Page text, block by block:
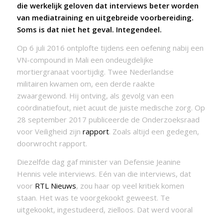
die werkelijk geloven dat interviews beter worden
van mediatraining en uitgebreide voorbereiding.
Soms is dat niet het geval. Integendeel.
Op 6 juli 2016 ontplofte tijdens een oefening nabij een
VN-compound in Mali een ondeugdelijke
mortiergranaat voortijdig. Twee Nederlandse
militairen kwamen om, een derde raakte
zwaargewond. Hij ontving, als gevolg van een
coördinatiefout, niet acuut de juiste medische zorg. Op
28 september 2017 publiceerde de Onderzoeksraad
voor Veiligheid zijn rapport. Zoals altijd een gedegen,
doorwrocht rapport.
Diezelfde dag gaf minister van Defensie Jeanine
Hennis vele interviews. Eén van die interviews, dat
voor RTL Nieuws, zou haar op veel kritiek komen
staan. Het was te voorgekookt geweest. Te
uitgekookt, ingestudeerd, zielloos. Dat werd vooral